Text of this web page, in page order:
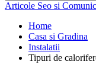
Articole Seo si
Home
Casa si Gradina
Instalatii
Tipuri de